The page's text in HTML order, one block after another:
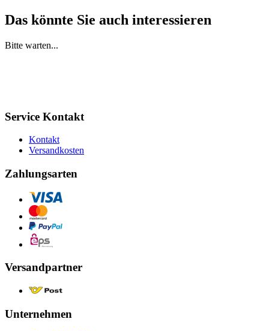
Das könnte Sie auch interessieren
Bitte warten...
Service Kontakt
Kontakt
Versandkosten
Zahlungsarten
Versandpartner
Unternehmen